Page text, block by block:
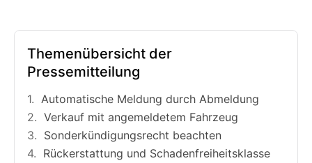
Themenübersicht der
Pressemitteilung
Automatische Meldung durch Abmeldung
Verkauf mit angemeldetem Fahrzeug
Sonderkündigungsrecht beachten
Rückerstattung und Schadenfreiheitsklasse